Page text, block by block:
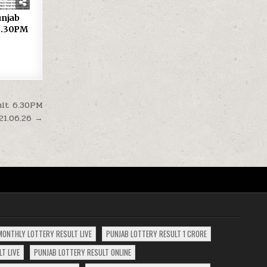
6.30PM
→
LOTTERY RESULT LIVE
PUNJAB LOTTERY RESULT 1 CRORE
LIVE
PUNJAB LOTTERY RESULT ONLINE